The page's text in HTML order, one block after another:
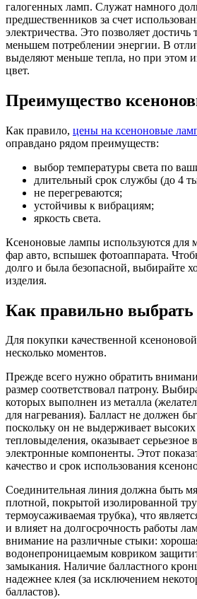
галогенных ламп. Служат намного
предшественников за счет
электричества. Это позволяет достичь
меньшем потреблении энергии. В
выделяют меньше тепла, но при этом
цвет.
Преимущество
Как правило, цены на ксеноновые
оправдано рядом преимуществ:
выбор температуры света по
длительный срок службы (до 4
не перегреваются;
устойчивы к вибрациям;
яркость света.
Ксеноновые лампы используются для
фар авто, вспышек фотоаппарата.
долго и была безопасной, выбирайте
изделия.
Как правильно выбрать
Для покупки качественной
несколько моментов.
Прежде всего нужно обратить
размер соответствовал патрону.
которых выполнен из металла
для нагревания). Балласт не должен
поскольку он не выдерживает
тепловыделения, оказывает серьезное
электронные компоненты. Этот
качество и срок использования
Соединительная линия должна быть
плотной, покрытой изолированной
термоусаживаемая трубка), что
и влияет на долгосрочность работы
внимание на различные стыки:
водонепроницаемым ковриком
замыкания. Наличие балластного
надежнее клея (за исключением
балластов).